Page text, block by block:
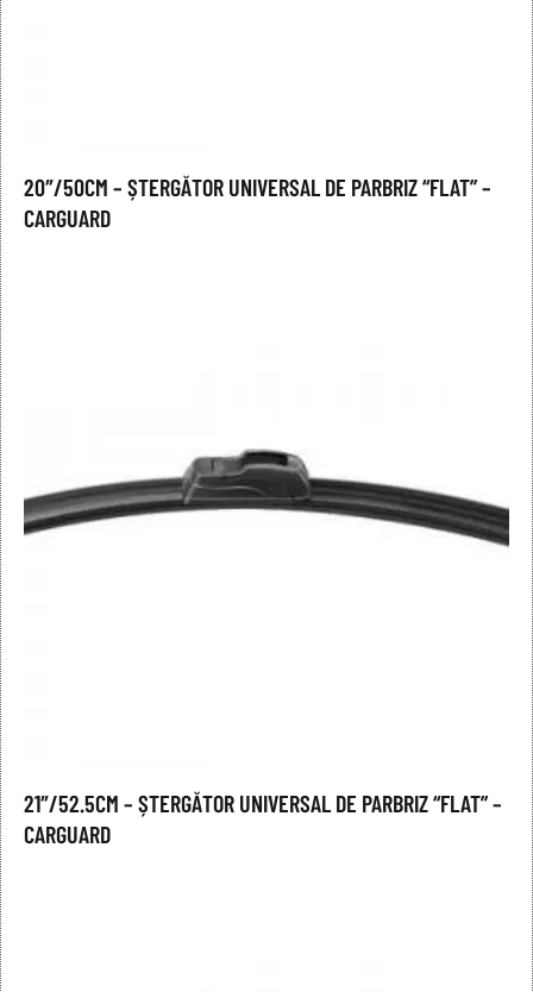
20″/50CM – ȘTERGĂTOR UNIVERSAL DE PARBRIZ “FLAT” –
CARGUARD
21″/52.5CM – ȘTERGĂTOR UNIVERSAL DE PARBRIZ “FLAT” –
CARGUARD